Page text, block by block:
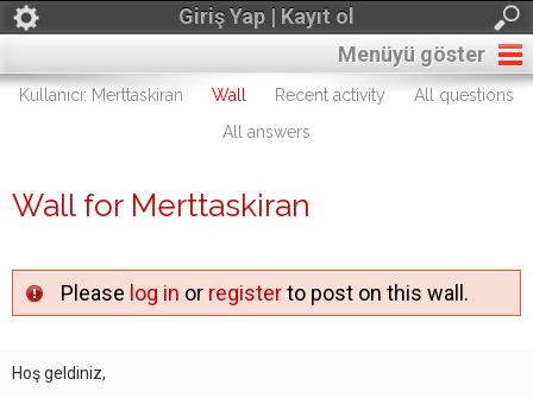
Giriş Yap | Kayıt ol
Menüyü göster
Kullanıcı: Merttaskiran Wall Recent activity
All questions
All answers
Wall for Merttaskiran
Please log in or registerto post on this wall.
Hoş geldiniz,